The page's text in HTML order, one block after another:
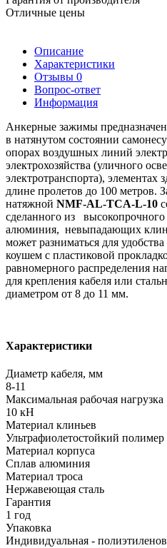
Отличные цены
Описание
Характеристики
Отзывы 0
Вопрос-ответ
Информация
Анкерные зажимы
в натянутом состоянии
опорах воздушных линий
электрохозяйства (уличного
электротранспорта),
длине пролетов до 100 метров.
натяжной NMF-AL-TCA-L-10
сделанного из
алюминия, невыпадающих
может разниматься для
коушем с пластиковой
равномерного распределения
для крепления кабеля или
диаметром от 8 до 11 мм.
Характеристики
Диаметр кабеля, мм
8-11
Максимальная рабочая нагрузка
10 кН
Материал клиньев
Ультрафиолетостойкий полимер
Материал корпуса
Сплав алюминия
Материал троса
Нержавеющая сталь
Гарантия
1 год
Упаковка
Индивидуальная -